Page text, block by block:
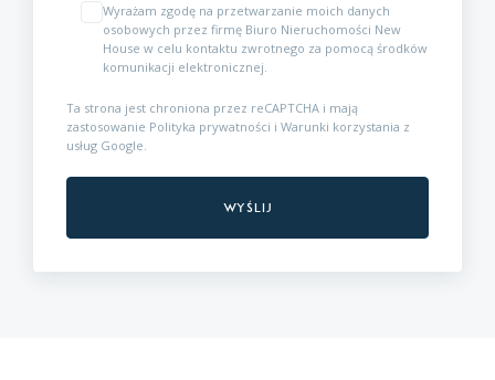
Wyrażam zgodę na przetwarzanie moich danych
osobowych przez firmę Biuro Nieruchomości New
House w celu kontaktu zwrotnego za pomocą środków
komunikacji elektronicznej.
Ta strona jest chroniona przez reCAPTCHA i mają
zastosowanie Polityka prywatności i Warunki korzystania z
usług Google.